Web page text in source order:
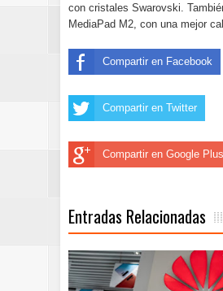
con cristales Swarovski.
MediaPad M2, con una mejor
Compartir en Facebook
Compartir en Twitter
Compartir en Google Plus
Entradas Relacionadas